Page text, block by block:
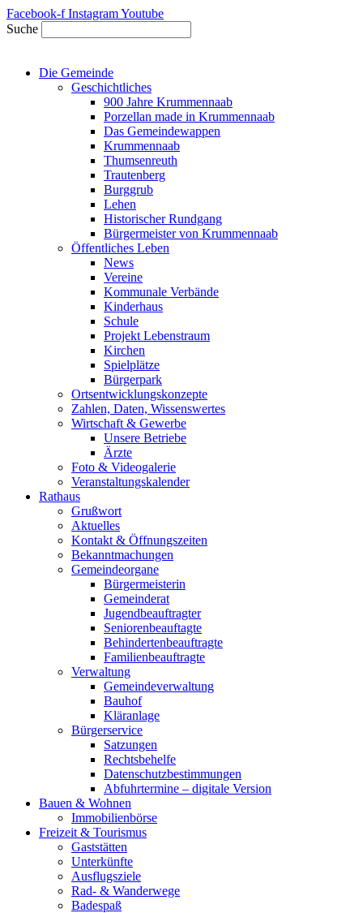
Zum
Inhalt
springen
Facebook-f InstagramYoutube
Suche
Die Gemeinde
Geschichtliches
900 Jahre Krummennaab
Porzellan made in Krummennaab
Das Gemeindewappen
Krummennaab
Thumsenreuth
Trautenberg
Burggrub
Lehen
Historischer Rundgang
Bürgermeister von Krummennaab
Öffentliches Leben
News
Vereine
Kommunale Verbände
Kinderhaus
Schule
Projekt Lebenstraum
Kirchen
Spielplätze
Bürgerpark
Ortsentwicklungskonzepte
Zahlen, Daten, Wissenswertes
Wirtschaft & Gewerbe
Unsere Betriebe
Ärzte
Foto & Videogalerie
Veranstaltungskalender
Rathaus
Grußwort
Aktuelles
Kontakt & Öffnungszeiten
Bekanntmachungen
Gemeindeorgane
Bürgermeisterin
Gemeinderat
Jugendbeauftragter
Seniorenbeauftagte
Behindertenbeauftragte
Familienbeauftragte
Verwaltung
Gemeindeverwaltung
Bauhof
Kläranlage
Bürgerservice
Satzungen
Rechtsbehelfe
Datenschutzbestimmungen
Abfuhrtermine – digitale Version
Bauen & Wohnen
Immobilienbörse
Freizeit & Tourismus
Gaststätten
Unterkünfte
Ausflugsziele
Rad- & Wanderwege
Badespaß